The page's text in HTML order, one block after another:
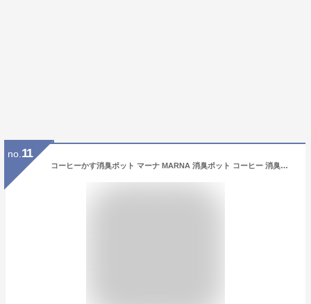
no. 11
コーヒーかす消臭ポット マーナ MARNA 消臭ポット コーヒー 消臭剤 部屋 K770BK 消臭 靴箱 冷蔵庫 トイレ フィルター コーヒーかす かす 再利用 インテリア 臭い におい 玄関 リビング キッチン おしゃれ プレゼント ポット 贈り物